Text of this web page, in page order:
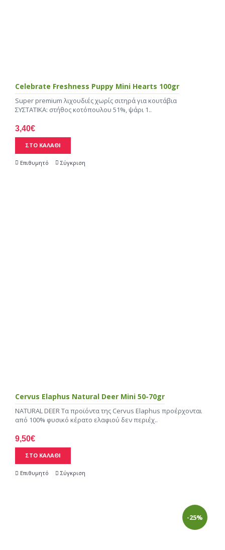
Celebrate Freshness Puppy Mini Hearts 100gr
Super premium λιχουδιές χωρίς σιτηρά για κουτάβια
ΣΥΣΤΑΤΙΚΑ: στήθος κοτόπουλου 51%, ψάρι 1..
3,40€
ΣΤΟ ΚΑΛΑΘΙ
Επιθυμητό Σύγκριση
Cervus Elaphus Natural Deer Mini 50-70gr
NATURAL DEER Τα προϊόντα της Cervus Elaphus προέρχονται
από 100% φυσικό κέρατο ελαφιού δεν περιέχ..
9,50€
ΣΤΟ ΚΑΛΑΘΙ
Επιθυμητό Σύγκριση
-25%